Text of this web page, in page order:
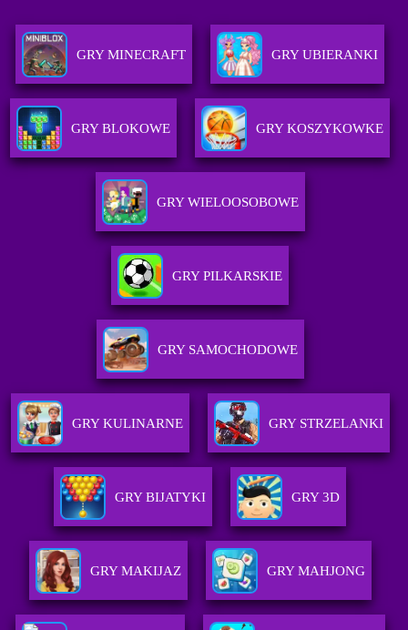
GRY MINECRAFT GRY UBIERANKI
GRY BLOKOWE GRY KOSZYKOWKE
GRY WIELOOSOBOWE
GRY PILKARSKIE
GRY SAMOCHODOWE
GRY KULINARNE GRY STRZELANKI
GRY BIJATYKI GRY 3D
GRY MAKIJAZ GRY MAHJONG